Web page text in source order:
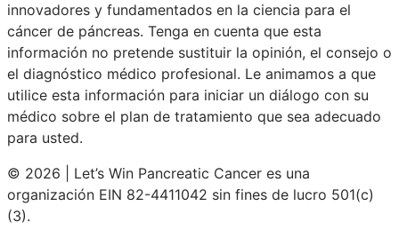
innovadores y fundamentados en la ciencia para el
cáncer de páncreas. Tenga en cuenta que esta
información no pretende sustituir la opinión, el consejo o
el diagnóstico médico profesional. Le animamos a que
utilice esta información para iniciar un diálogo con su
médico sobre el plan de tratamiento que sea adecuado
para usted.
© 2026 | Let’s Win Pancreatic Cancer es una
organización EIN 82-4411042 sin fines de lucro 501(c)
(3).